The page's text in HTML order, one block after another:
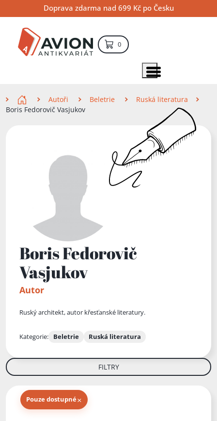
na
obsah
na
navigaci
na
vyhledávání
Doprava zdarma nad 699 Kč po Česku
0položek – košík
Zobrazit položky menu
Autoři Beletrie
Ruská literatura
Boris Fedorovič Vasjukov
Boris Fedorovič
Vasjukov
Autor
Ruský architekt, autor křesťanské literatury.
Kategorie: Beletrie Ruská literatura
FILTRY
Pouze dostupné×